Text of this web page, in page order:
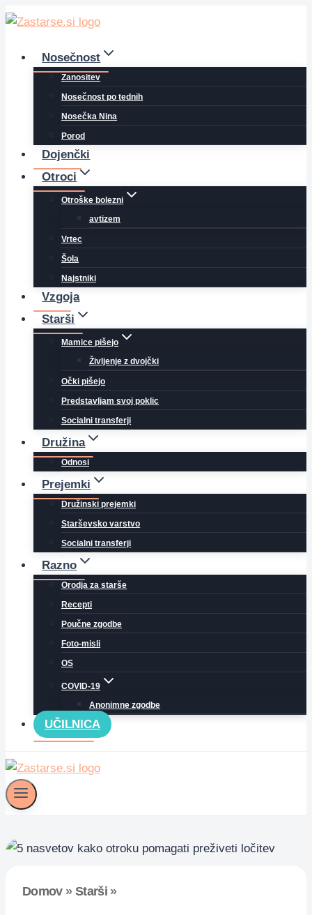
Skip
contentNosečnost
Zanositev
Nosečnost po tednih
Nosečka Nina
Porod
Dojenčki
Otroci
Otroške bolezni
avtizem
Vrtec
Šola
Najstniki
Vzgoja
Starši
Mamice pišejo
Življenje z dvojčki
Očki pišejo
Predstavljam svoj poklic
Socialni transferji
Družina
Odnosi
Prejemki
Družinski prejemki
Starševsko varstvo
Socialni transferji
Razno
Orodja za starše
Recepti
Poučne zgodbe
Foto-misli
OS
COVID-19
Anonimne zgodbe
UČILNICA
Domov» Starši »